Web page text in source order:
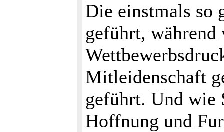
Die einstmals so
geführt,
Mitleidenschaft
geführt. Und wie
Hoffnung und